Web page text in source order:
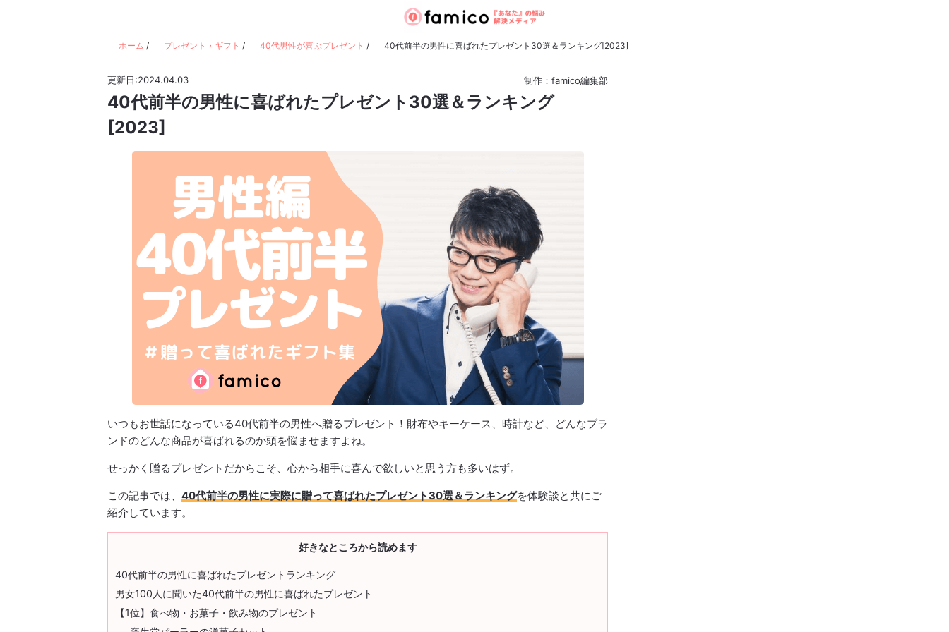
ホーム / プレゼント・ギフト / 40代男性が喜ぶプレゼント / 40代前半の男性に喜ばれたプレゼント30選＆ランキング[2023]
更新日:2024.04.03 制作：famico編集部
40代前半の男性に喜ばれたプレゼント30選＆ランキング
[2023]
いつもお世話になっている40代前半の男性へ贈るプレゼント！財布やキーケース、時計など、どんなブラ
ンドのどんな商品が喜ばれるのか頭を悩ませますよね。
せっかく贈るプレゼントだからこそ、心から相手に喜んで欲しいと思う方も多いはず。
この記事では、 40代前半の男性に実際に贈って喜ばれたプレゼント30選＆ランキングを体験談と共にご
紹介しています。
好きなところから読めます
40代前半の男性に喜ばれたプレゼントランキング
男女100人に聞いた40代前半の男性に喜ばれたプレゼント
【1位】食べ物・お菓子・飲み物のプレゼント